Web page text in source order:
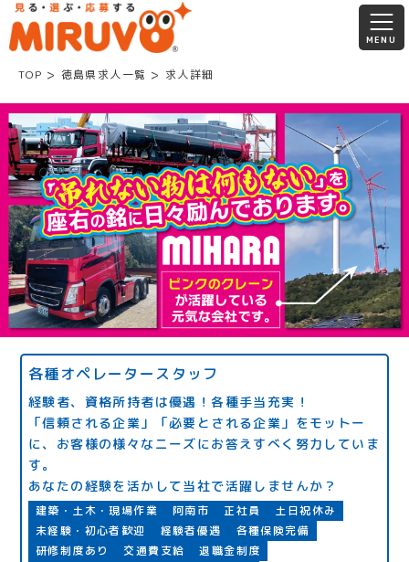
TOP 徳島県求人一覧 求人詳細
各種オペレータースタッフ
経験者、資格所持者は優遇！各種手当充実！
「信頼される企業」「必要とされる企業」をモットー
に、お客様の様々なニーズにお答えすべく努力していま
す。
あなたの経験を活かして当社で活躍しませんか？
建築・土木・現場作業 阿南市 正社員
土日祝休み
未経験・初心者歓迎
経験者優遇
各種保険完備
研修制度あり
交通費支給
退職金制度